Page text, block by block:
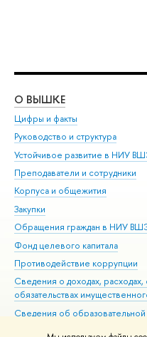
О ВЫШКЕ
Цифры и факты
Руководство и структура
Устойчивое развитие в НИУ
Преподаватели и сотрудники
Корпуса и общежития
Закупки
Обращения граждан в НИУ
Фонд целевого капитала
Противодействие коррупции
Сведения о доходах,
обязательствах
Сведения об образовательной
Людям с ограниченными